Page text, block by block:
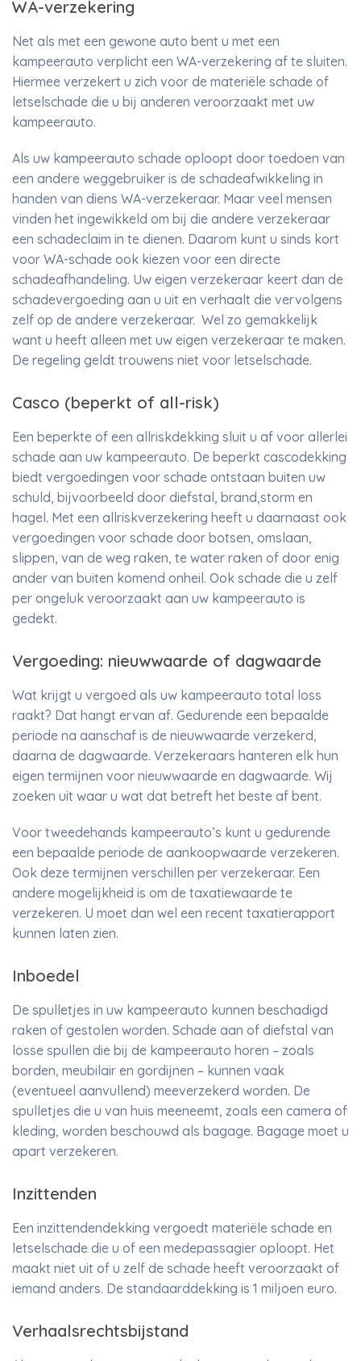
WA-verzekering
Net als met een gewone auto bent u met een
kampeerauto verplicht een WA-verzekering af te sluiten.
Hiermee verzekert u zich voor de materiële schade of
letselschade die u bij anderen veroorzaakt met uw
kampeerauto.
Als uw kampeerauto schade oploopt door toedoen van
een andere weggebruiker is de schadeafwikkeling in
handen van diens WA-verzekeraar. Maar veel mensen
vinden het ingewikkeld om bij die andere verzekeraar
een schadeclaim in te dienen. Daarom kunt u sinds kort
voor WA-schade ook kiezen voor een directe
schadeafhandeling. Uw eigen verzekeraar keert dan de
schadevergoeding aan u uit en verhaalt die vervolgens
zelf op de andere verzekeraar. Wel zo gemakkelijk
want u heeft alleen met uw eigen verzekeraar te maken.
De regeling geldt trouwens niet voor letselschade.
Casco (beperkt of all-risk)
Een beperkte of een allriskdekking sluit u af voor allerlei
schade aan uw kampeerauto. De beperkt cascodekking
biedt vergoedingen voor schade ontstaan buiten uw
schuld, bijvoorbeeld door diefstal, brand,storm en
hagel. Met een allriskverzekering heeft u daarnaast ook
vergoedingen voor schade door botsen, omslaan,
slippen, van de weg raken, te water raken of door enig
ander van buiten komend onheil. Ook schade die u zelf
per ongeluk veroorzaakt aan uw kampeerauto is
gedekt.
Vergoeding: nieuwwaarde of dagwaarde
Wat krijgt u vergoed als uw kampeerauto total loss
raakt? Dat hangt ervan af. Gedurende een bepaalde
periode na aanschaf is de nieuwwaarde verzekerd,
daarna de dagwaarde. Verzekeraars hanteren elk hun
eigen termijnen voor nieuwwaarde en dagwaarde. Wij
zoeken uit waar u wat dat betreft het beste af bent.
Voor tweedehands kampeerauto’s kunt u gedurende
een bepaalde periode de aankoopwaarde verzekeren.
Ook deze termijnen verschillen per verzekeraar. Een
andere mogelijkheid is om de taxatiewaarde te
verzekeren. U moet dan wel een recent taxatierapport
kunnen laten zien.
Inboedel
De spulletjes in uw kampeerauto kunnen beschadigd
raken of gestolen worden. Schade aan of diefstal van
losse spullen die bij de kampeerauto horen – zoals
borden, meubilair en gordijnen – kunnen vaak
(eventueel aanvullend) meeverzekerd worden. De
spulletjes die u van huis meeneemt, zoals een camera of
kleding, worden beschouwd als bagage. Bagage moet u
apart verzekeren.
Inzittenden
Een inzittendendekking vergoedt materiële schade en
letselschade die u of een medepassagier oploopt. Het
maakt niet uit of u zelf de schade heeft veroorzaakt of
iemand anders. De standaarddekking is 1 miljoen euro.
Verhaalsrechtsbijstand